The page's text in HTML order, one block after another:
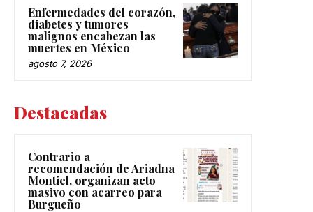
Enfermedades del corazón,
diabetes y tumores
malignos encabezan las
muertes en México
agosto 7, 2026
Destacadas
Contrario a
recomendación de Ariadna
Montiel, organizan acto
masivo con acarreo para
Burgueño